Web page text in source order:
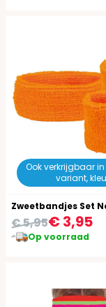
Ook verkrijgbaar
variant,
€ 3,95
€ 5,95
Op voorraad